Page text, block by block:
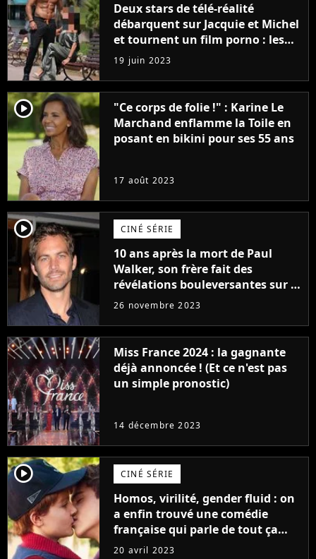
Deux stars de télé-réalité
débarquent sur Jacquie et Michel
et tournent un film porno : les
premières images du tournage
(exclu)
19 juin 2023
player2
"Ce corps de folie !" : Karine Le
Marchand enflamme la Toile en
posant en bikini pour ses 55 ans
17 août 2023
player2 CINÉ SÉRIE
10 ans après la mort de Paul
Walker, son frère fait des
révélations bouleversantes sur la
réaction des acteurs de Fast and
26 novembre 2023
Miss France 2024 : la gagnante
déjà annoncée ! (Et ce n'est pas
un simple pronostic)
14 décembre 2023
player2 CINÉ SÉRIE
Homos, virilité, gender fluid : on
a enfin trouvé une comédie
française qui parle de tout ça
sans être super ringarde
20 avril 2023